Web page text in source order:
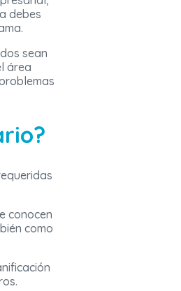
debes
sean
área
conocen
como